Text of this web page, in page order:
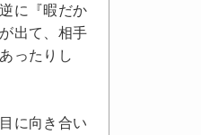
に『暇だか
出て、相手
ったりし
に向き合い